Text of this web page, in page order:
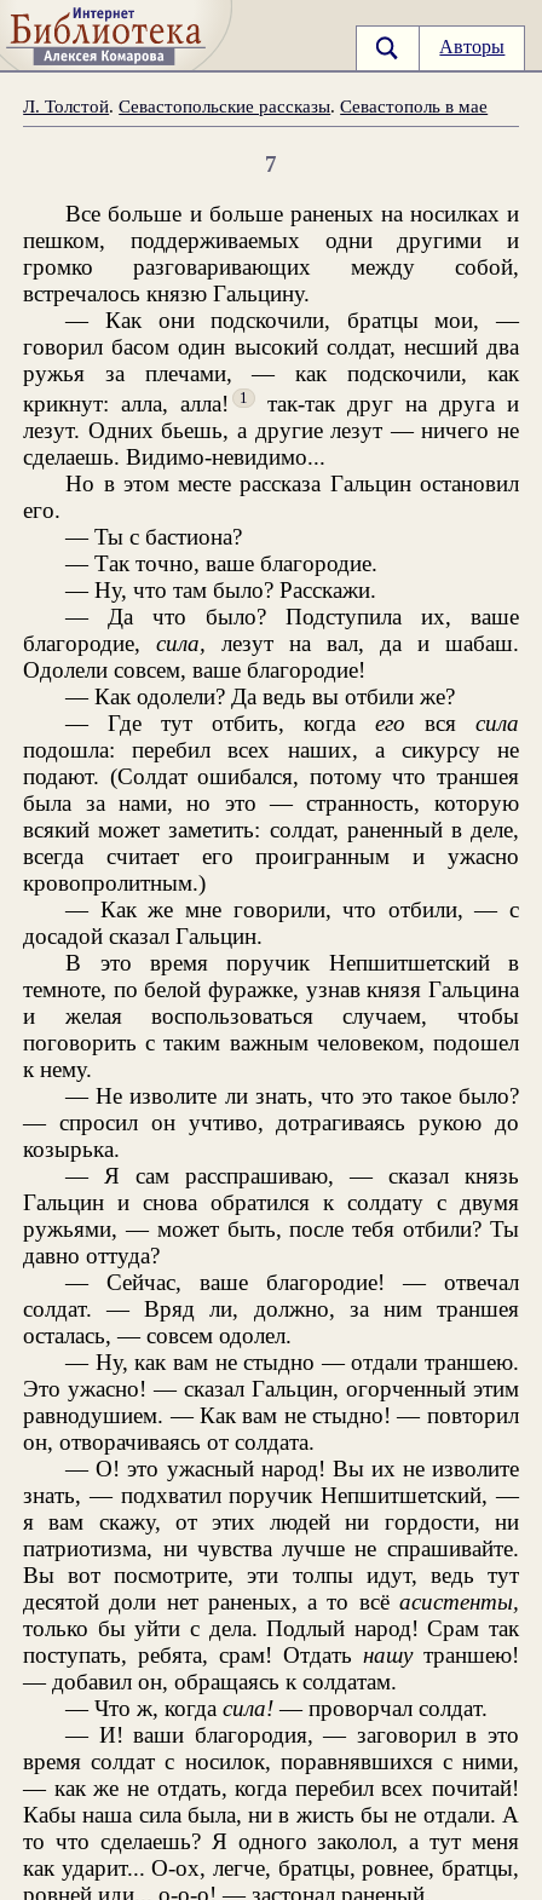
Авторы
Л. Толстой.Севастопольские рассказы.Севастополь в мае
7
Все больше и больше раненых на носилках и
пешком, поддерживаемых одни другими и
громко разговаривающих между собой,
встречалось князю Гальцину.
— Как они подскочили, братцы мои, —
говорил басом один высокий солдат, несший два
ружья за плечами, — как подскочили, как
крикнут: алла, алла!
1
так-так друг на друга и
лезут. Одних бьешь, а другие лезут — ничего не
сделаешь. Видимо-невидимо...
Но в этом месте рассказа Гальцин остановил
его.
— Ты с бастиона?
— Так точно, ваше благородие.
— Ну, что там было? Расскажи.
— Да что было? Подступила их, ваше
благородие,сила, лезут на вал, да и шабаш.
Одолели совсем, ваше благородие!
— Как одолели? Да ведь вы отбили же?
— Где тут отбить, когда его вся сила
подошла: перебил всех наших, а сикурсу не
подают. (Солдат ошибался, потому что траншея
была за нами, но это — странность, которую
всякий может заметить: солдат, раненный в деле,
всегда считает его проигранным и ужасно
кровопролитным.)
— Как же мне говорили, что отбили, — с
досадой сказал Гальцин.
В это время поручик Непшитшетский в
темноте, по белой фуражке, узнав князя Гальцина
и желая воспользоваться случаем, чтобы
поговорить с таким важным человеком, подошел
к нему.
— Не изволите ли знать, что это такое было?
— спросил он учтиво, дотрагиваясь рукою до
козырька.
— Я сам расспрашиваю, — сказал князь
Гальцин и снова обратился к солдату с двумя
ружьями, — может быть, после тебя отбили? Ты
давно оттуда?
— Сейчас, ваше благородие! — отвечал
солдат. — Вряд ли, должно, за ним траншея
осталась, — совсем одолел.
— Ну, как вам не стыдно — отдали траншею.
Это ужасно! — сказал Гальцин, огорченный этим
равнодушием. — Как вам не стыдно! — повторил
он, отворачиваясь от солдата.
— О! это ужасный народ! Вы их не изволите
знать, — подхватил поручик Непшитшетский, —
я вам скажу, от этих людей ни гордости, ни
патриотизма, ни чувства лучше не спрашивайте.
Вы вот посмотрите, эти толпы идут, ведь тут
десятой доли нет раненых, а то всё асистенты,
только бы уйти с дела. Подлый народ! Срам так
поступать, ребята, срам! Отдать нашутраншею!
— добавил он, обращаясь к солдатам.
— Что ж, когдасила!— проворчал солдат.
— И! ваши благородия, — заговорил в это
время солдат с носилок, поравнявшихся с ними,
— как же не отдать, когда перебил всех почитай!
Кабы наша сила была, ни в жисть бы не отдали. А
то что сделаешь? Я одного заколол, а тут меня
как ударит... О-ох, легче, братцы, ровнее, братцы,
ровней иди... о-о-о! — застонал раненый.